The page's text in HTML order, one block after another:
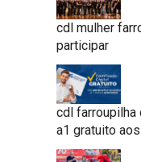
cdl mulher
participar
cdl
a1 gratuito